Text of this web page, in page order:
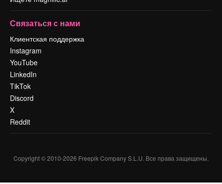
Связаться с нами
Клиентская поддержка
Instagram
YouTube
LinkedIn
TikTok
Discord
X
Reddit
Copyright © 2010-2026 Freepik Company S.L.U. Все права защищены.